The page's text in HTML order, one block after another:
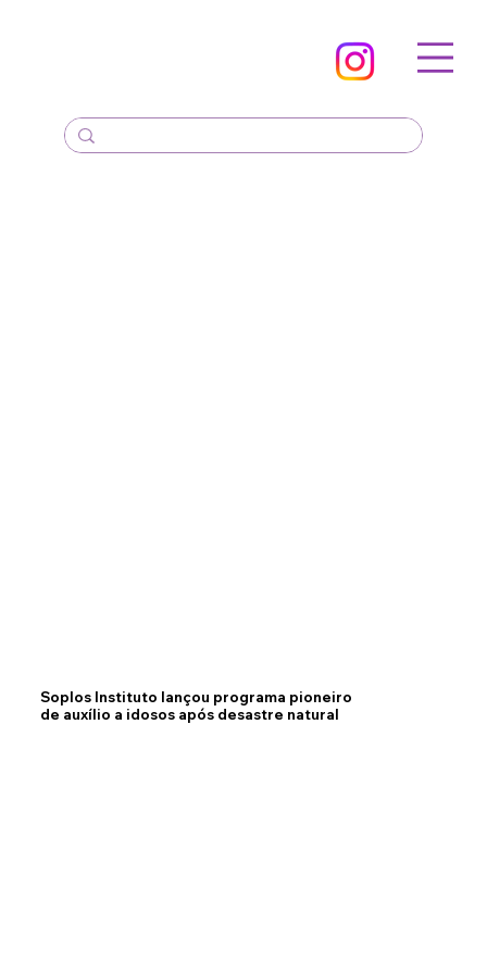
Soplos Instituto lançou programa pioneiro
de auxílio a idosos após desastre natural